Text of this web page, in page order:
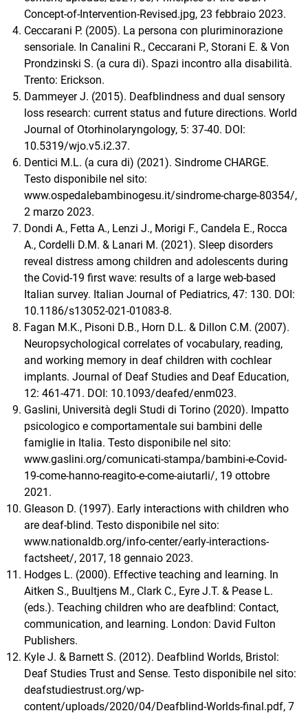
Concept-of-Intervention-Revised.jpg, 23 febbraio 2023.
Ceccarani P. (2005). La persona con pluriminorazione
sensoriale. In Canalini R., Ceccarani P., Storani E. & Von
Prondzinski S. (a cura di). Spazi incontro alla disabilità.
Trento: Erickson.
Dammeyer J. (2015). Deafblindness and dual sensory
loss research: current status and future directions. World
Journal of Otorhinolaryngology, 5: 37-40. DOI:
10.5319/wjo.v5.i2.37.
Dentici M.L. (a cura di) (2021). Sindrome CHARGE.
Testo disponibile nel sito:
www.ospedalebambinogesu.it/sindrome-charge-80354/,
2 marzo 2023.
Dondi A., Fetta A., Lenzi J., Morigi F., Candela E., Rocca
A., Cordelli D.M. & Lanari M. (2021). Sleep disorders
reveal distress among children and adolescents during
the Covid-19 first wave: results of a large web-based
Italian survey. Italian Journal of Pediatrics, 47: 130. DOI:
10.1186/s13052-021-01083-8.
Fagan M.K., Pisoni D.B., Horn D.L. & Dillon C.M. (2007).
Neuropsychological correlates of vocabulary, reading,
and working memory in deaf children with cochlear
implants. Journal of Deaf Studies and Deaf Education,
12: 461-471. DOI: 10.1093/deafed/enm023.
Gaslini, Università degli Studi di Torino (2020). Impatto
psicologico e comportamentale sui bambini delle
famiglie in Italia. Testo disponibile nel sito:
www.gaslini.org/comunicati-stampa/bambini-e-Covid-
19-come-hanno-reagito-e-come-aiutarli/, 19 ottobre
2021.
Gleason D. (1997). Early interactions with children who
are deaf-blind. Testo disponibile nel sito:
www.nationaldb.org/info-center/early-interactions-
factsheet/, 2017, 18 gennaio 2023.
Hodges L. (2000). Effective teaching and learning. In
Aitken S., Buultjens M., Clark C., Eyre J.T. & Pease L.
(eds.). Teaching children who are deafblind: Contact,
communication, and learning. London: David Fulton
Publishers.
Kyle J. & Barnett S. (2012). Deafblind Worlds, Bristol:
Deaf Studies Trust and Sense. Testo disponibile nel sito:
deafstudiestrust.org/wp-
content/uploads/2020/04/Deafblind-Worlds-final.pdf, 7